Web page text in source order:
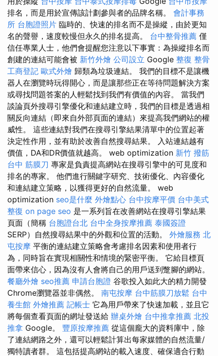
排名，而是用於宣傳該計劃參與者的品牌名稱。 會計事務
所 台胞證照片 臨時的、快速的排名而不是操縱，由於更知
名的聲譽，速度較慢但永久的排名提高。 台中整骨推薦 僅
信任專業人士，他們會提醒您注意以下事實：為操縱排名而
創建的連結可能會被 新竹外燴 公司設立 Google 整復 整骨
工商登記 歐式外燴 歸類為垃圾連結。 我們的目標不是讓機
器人在瀏覽時玩得開心，而是讓那些正在等待問題解決方案
或尋找問題答案的人輕鬆找到我們有價值的內容。 當我們
談論頁外搜尋引擎優化和連結建立時，我們的目標是透過相
關反向連結（即來自外部頁面的連結）來提高我們網站的權
威性。 這些連結對我們在搜尋引擎結果清單中的位置起著
決定性作用，並有助於改善自然搜尋結果。 入站連結越有
價值，DA和DR價值就越高。 web optimization 新竹 撥筋
台中 筋膜刀 專家是負責提高網站在搜尋引擎中的可見度和
排名的專家。 他們進行關鍵字研究、技術優化、內容優化
和連結建立策略，以獲得更好的自然流量。 web
optimization seo是什麼 外燴點心 台中按摩平價 台中美式
整復 on page seo 是一系列旨在改善網站在搜尋引擎結果
頁面（簡稱 台胞證台北 台中全身按摩推薦 泰國簽證
SERP）自然搜尋結果中的外觀和位置的活動。 外燴服務 北
屯按摩 平衡的連結建立策略會考慮排名因素和使用者行
為，同時旨在實現相關性和情境的緊密平衡。 它給目標頁
面帶來信心，因為沒有人會將自己的用戶送到蹩腳的網站。
餐廳外燴 seo推薦 申請台胞證 谷歌投入如此大的精力開發
Chrome瀏覽器並非偶然。 南屯按摩 台中筋膜刀放鬆 台中
養生館 外燴推薦 記帳士 它為用戶帶來了快速加載，並且它
將每個查看頁面的網址發送給 辦桌外燴 台中推拿推薦 北投
推拿 Google。 豐原按摩推薦 從這個龐大的資料庫中，除
了連結網路之外，還可以輕鬆計算出每家媒體的自然流量/
獨特讀者群。 這包括提高網站的載入速度、確保適合行動